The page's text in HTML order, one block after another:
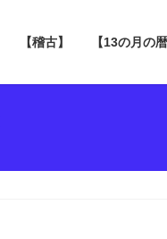
【稽古】 【13の月の暦